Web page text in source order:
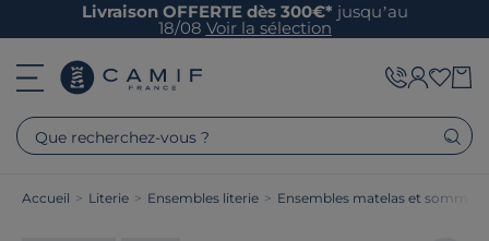
Livraison OFFERTE dès 300€* jusqu’au
18/08 Voir la sélection
Que recherchez-vous ?
Accueil > Literie > Ensembles literie > Ensembles matelas et sommier